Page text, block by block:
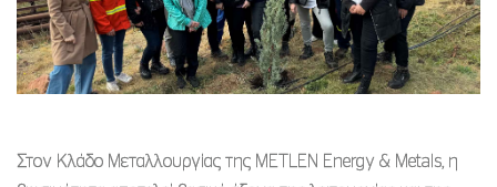
Στον Κλάδο Μεταλλουργίας της METLEN Energy & Metals, η